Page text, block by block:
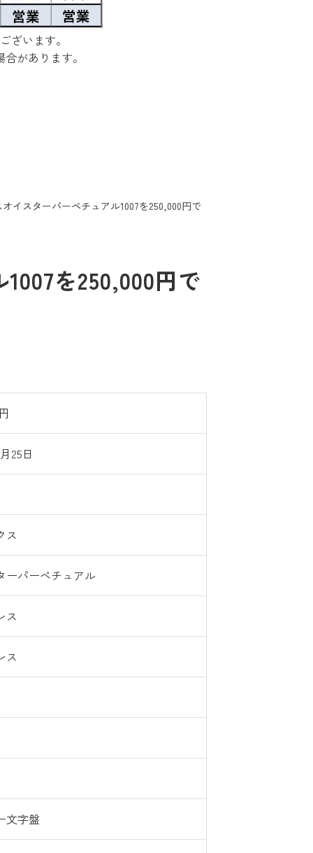
ざいます。
があります。
イスターパーペチュアル1007を250,000円で
を250,000円で
25日
ス
ーパーペチュアル
ス
ス
文字盤